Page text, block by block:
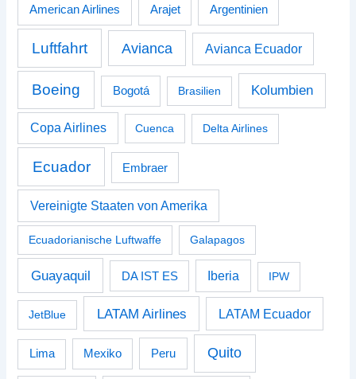
American Airlines Arajet Argentinien
Luftfahrt Avianca Avianca Ecuador
Boeing Bogotá Brasilien Kolumbien
Copa Airlines Cuenca Delta Airlines
Ecuador Embraer
Vereinigte Staaten von Amerika
Ecuadorianische Luftwaffe Galapagos
Guayaquil DA IST ES Iberia IPW
JetBlue LATAM Airlines LATAM Ecuador
Lima Mexiko Peru Quito